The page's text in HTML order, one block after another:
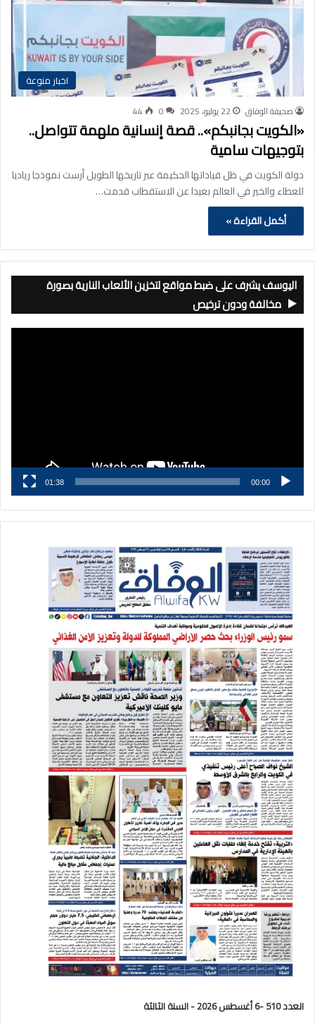
اخبار منوعة
صحيفة الوفاق 22 يوليو، 2025 0
44
«الكويت بجانبكم».. قصة إنسانية ملهمة تتواصل..
بتوجيهات سامية
دولة الكويت في ظل قياداتها الحكيمة عبر تاريخها الطويل أرست نموذجا رياديا
للعطاء والخير في العالم بعيدا عن الاستقطاب قدمت…
أكمل القراءة »
اليوسف يشرف على ضبط مواقع لتخزين الألعاب النارية بصورة
مخالفة ودون ترخيص
00:00
01:38
العدد 510 -6 أغسطس 2026 - السنة الثالثة